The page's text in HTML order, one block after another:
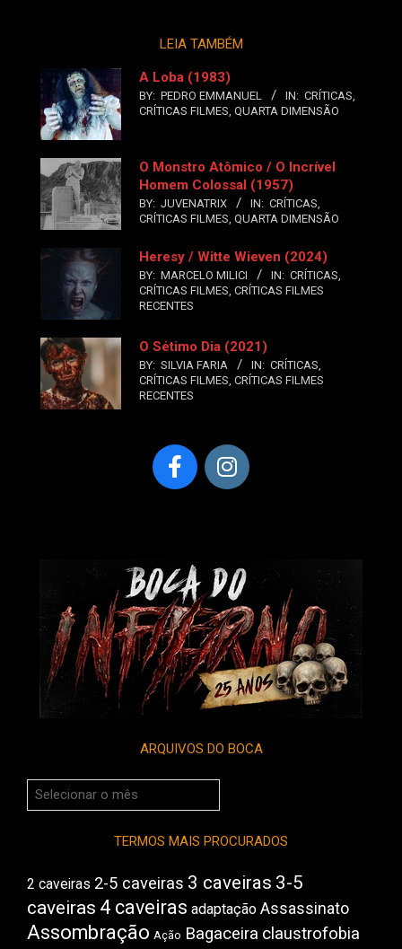
LEIA TAMBÉM
A Loba (1983)
BY: PEDRO EMMANUEL IN: CRÍTICAS,
CRÍTICAS FILMES, QUARTA DIMENSÃO
O Monstro Atômico / O Incrível
Homem Colossal (1957)
BY: JUVENATRIX IN: CRÍTICAS,
CRÍTICAS FILMES, QUARTA DIMENSÃO
Heresy / Witte Wieven (2024)
BY: MARCELO MILICI IN: CRÍTICAS,
CRÍTICAS FILMES, CRÍTICAS FILMES
RECENTES
O Sétimo Dia (2021)
BY: SILVIA FARIA IN: CRÍTICAS,
CRÍTICAS FILMES, CRÍTICAS FILMES
RECENTES
ARQUIVOS DO BOCA
Arquivos
do
TERMOS MAIS PROCURADOS
2 caveiras 2-5 caveiras 3 caveiras 3-5
caveiras 4 caveiras adaptação Assassinato
Assombração Ação Bagaceira claustrofobia